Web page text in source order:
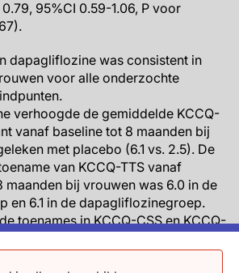
95%CI 0.59-1.06, P voor
dapagliflozine was consistent in
voor alle onderzochte
verhoogde de gemiddelde KCCQ-
vanaf baseline tot 8 maanden bij
met placebo (6.1 vs. 2.5). De
van KCCQ-TTS vanaf
maanden bij vrouwen was 6.0 in de
en 6.1 in de dapagliflozinegroep.
toenames in KCCQ-CSS en KCCQ-